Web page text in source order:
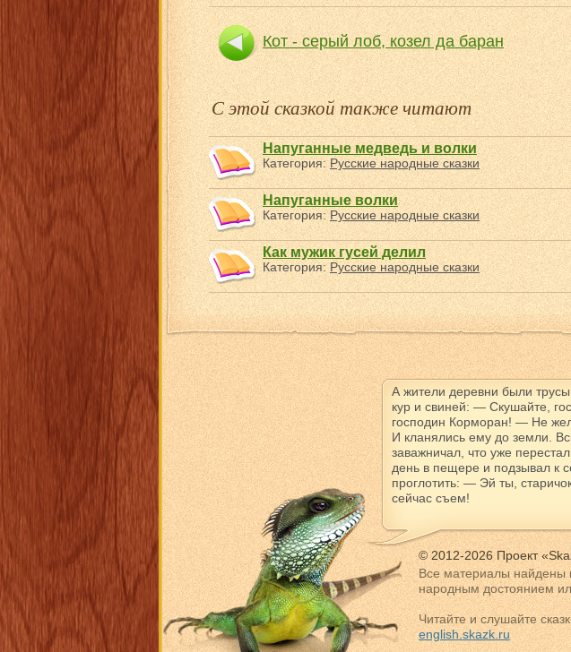
Кот - серый лоб, козел да баран
Про глупого
С этой сказкой также читают
Напуганные медведь и волки
Категория:Русские народные сказки
Напуганные волки
Категория:Русские народные сказки
Как мужик гусей делил
Категория: Русские народные сказки
А жители деревни были
кур и свиней: — Скушайте,
господин Корморан! — Не
И кланялись ему до земли.
заважничал, что уже
день в пещере и подзывал к
проглотить: — Эй ты,
сейчас съем!
© 2012-2026 Проект
Все материалы найдены
народным достоянием
Читайте и слушайте
english.skazk.ru